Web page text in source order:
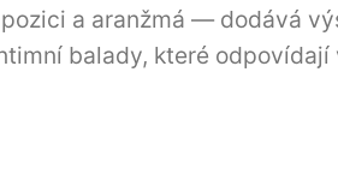
a aranžmá — dodává
balady, které odpovídají